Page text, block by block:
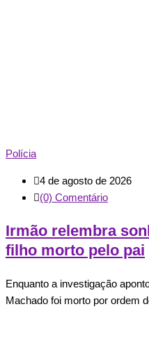
Polícia
4 de agosto de 2026
(0) Comentário
Irmão relembra
filho morto pelo pai
Enquanto a investigação
Machado foi morto por ordem